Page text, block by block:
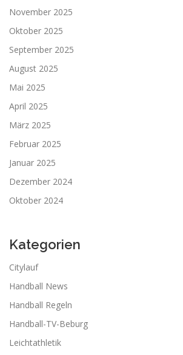
November 2025
Oktober 2025
September 2025
August 2025
Mai 2025
April 2025
März 2025
Februar 2025
Januar 2025
Dezember 2024
Oktober 2024
Kategorien
Citylauf
Handball News
Handball Regeln
Handball-TV-Beburg
Leichtathletik